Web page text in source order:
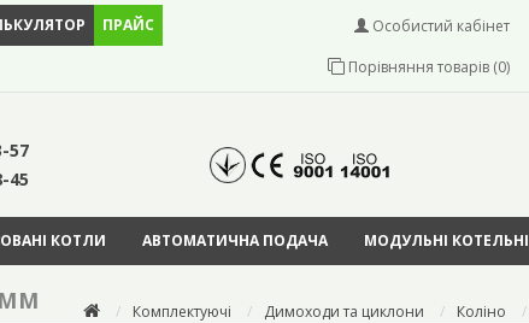
ПРАЙС
Особистий кабінет
Порівняння товарів (0)
57
45
КОТЛИ АВТОМАТИЧНА ПОДАЧА МОДУЛЬНІ КОТЕЛЬНІ
Комплектуючі Димоходи та циклони Коліно
ММ